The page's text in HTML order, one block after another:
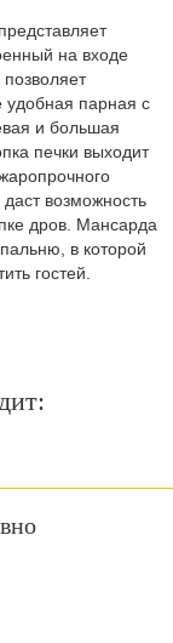
на входе
удобная парная с
и большая
печки выходит
возможность
дров. Мансарда
в которой
гостей.